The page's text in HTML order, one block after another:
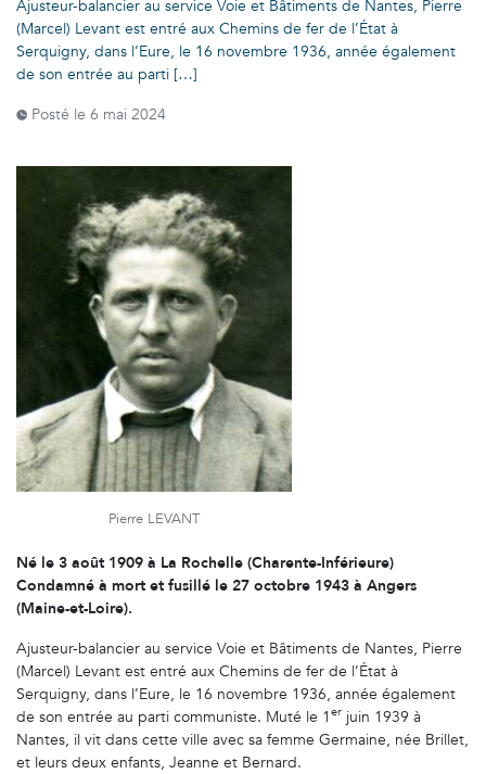
Ajusteur-balancier au service Voie et Bâtiments de Nantes, Pierre
(Marcel) Levant est entré aux Chemins de fer de l’État à
Serquigny, dans l’Eure, le 16 novembre 1936, année également
de son entrée au parti […]
Posté le 6 mai 2024
Pierre LEVANT
Né le 3 août 1909 à La Rochelle (Charente-Inférieure)
Condamné à mort et fusillé le 27 octobre 1943 à Angers
(Maine-et-Loire).
Ajusteur-balancier au service Voie et Bâtiments de Nantes, Pierre
(Marcel) Levant est entré aux Chemins de fer de l’État à
Serquigny, dans l’Eure, le 16 novembre 1936, année également
de son entrée au parti communiste. Muté le 1 er juin 1939 à
Nantes, il vit dans cette ville avec sa femme Germaine, née Brillet,
et leurs deux enfants, Jeanne et Bernard.